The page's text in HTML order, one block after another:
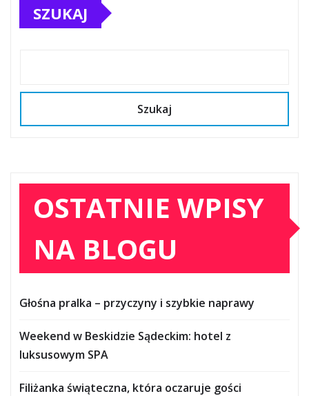
SZUKAJ
Szukaj
OSTATNIE WPISY
NA BLOGU
Głośna pralka – przyczyny i szybkie naprawy
Weekend w Beskidzie Sądeckim: hotel z
luksusowym SPA
Filiżanka świąteczna, która oczaruje gości